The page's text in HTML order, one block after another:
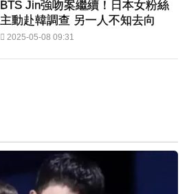
BTS Jin強吻案繼續！日本女粉絲
主動赴韓調查 另一人不知去向
2025-05-08 09:31